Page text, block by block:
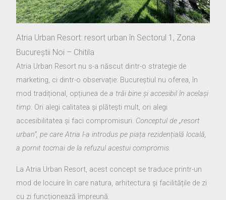
Atria Urban Resort: resort urban în Sectorul 1, Zona
Bucureștii Noi – Chitila
Atria Urban Resort nu s-a născut dintr-o strategie de
marketing, ci dintr-o observație: Bucureștiul nu oferea, în
mod tradițional, opțiunea dea trăi bine și accesibil în același
timp. Ori alegi calitatea și plătești mult, ori alegi
accesibilitatea și faci compromisuri. Conceptul de „resort
urban”, pe care Atria l-a introdus pe piața rezidențială locală,
a pornit tocmai de la refuzul acestui compromis.
La Atria Urban Resort, acest concept se traduce printr-un
mod de locuire în care natura, arhitectura și facilitățile de zi
cu zi funcționează împreună.